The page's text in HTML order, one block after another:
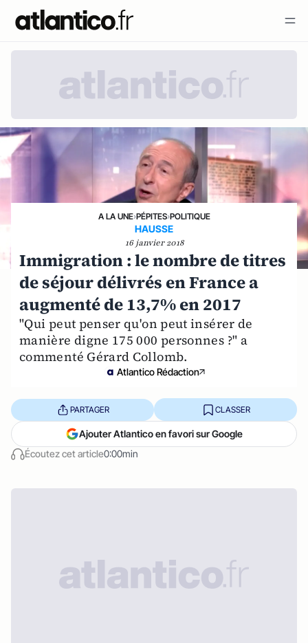
A LA UNE›PÉPITES›POLITIQUE
HAUSSE
16 janvier 2018
Immigration : le nombre de titres
de séjour délivrés en France a
augmenté de 13,7% en 2017
"Qui peut penser qu'on peut insérer de
manière digne 175 000 personnes ?" a
commenté Gérard Collomb.
Atlantico Rédaction
Écoutez cet article0:00min
PARTAGER CLASSER
Ajouter Atlantico en favori sur Google